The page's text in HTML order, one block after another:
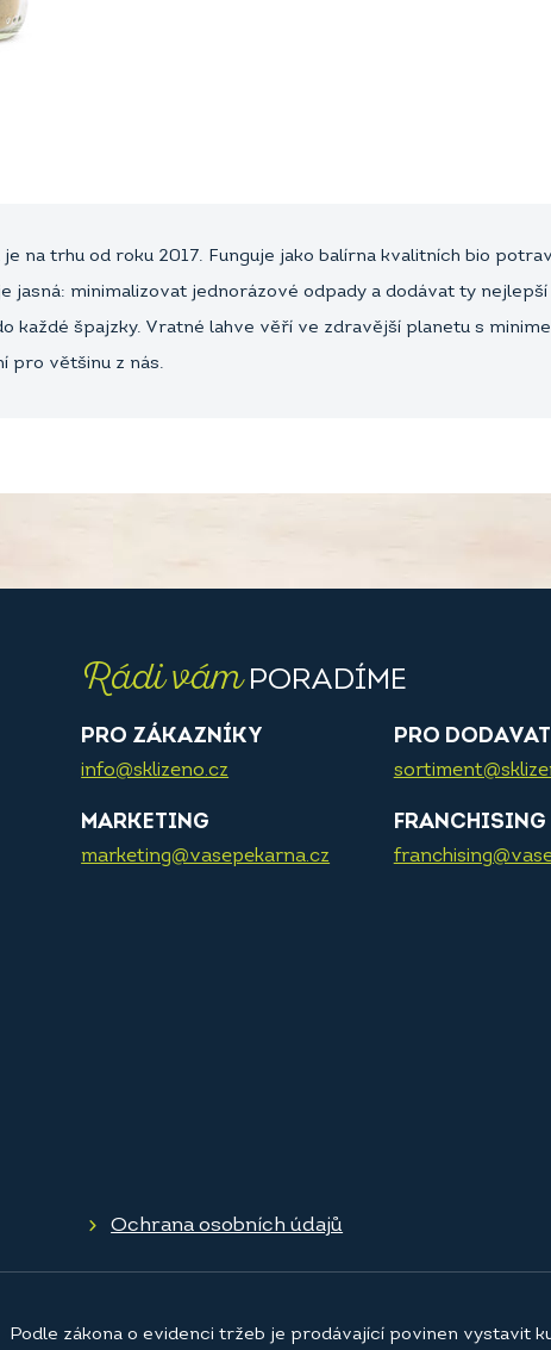
na trhu od roku 2017. Funguje jako balírna kvalitních bio
jasná: minimalizovat jednorázové odpady a dodávat ty
každé špajzky. Vratné lahve věří ve zdravější planetu s
pro většinu z nás.
Rádi vámPORADÍME
PRO ZÁKAZNÍKY
info@sklizeno.cz
PRO
MARKETING
marketing@vasepekarna.cz
FRANCHISING
Ochrana osobních údajů
Podle zákona o evidenci tržeb je prodávající povinen vystavit